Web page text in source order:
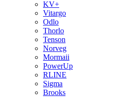
KV+
Vitargo
Odlo
Thorlo
Tenson
Norveg
Mormaii
PowerUp
RLINE
Sigma
Brooks